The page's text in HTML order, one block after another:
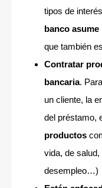
tipos de
banco
que también
Contratar
bancaria.
un cliente, la
del préstamo,
productos
vida, de
desempleo…)